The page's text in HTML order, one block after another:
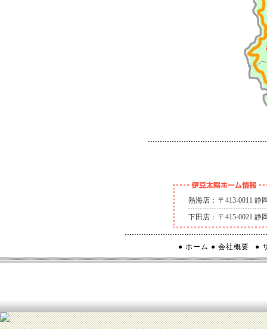
熱海店： 〒413-0011 静
下田店： 〒415-0021 静
● ホーム ● 会社概要 ●